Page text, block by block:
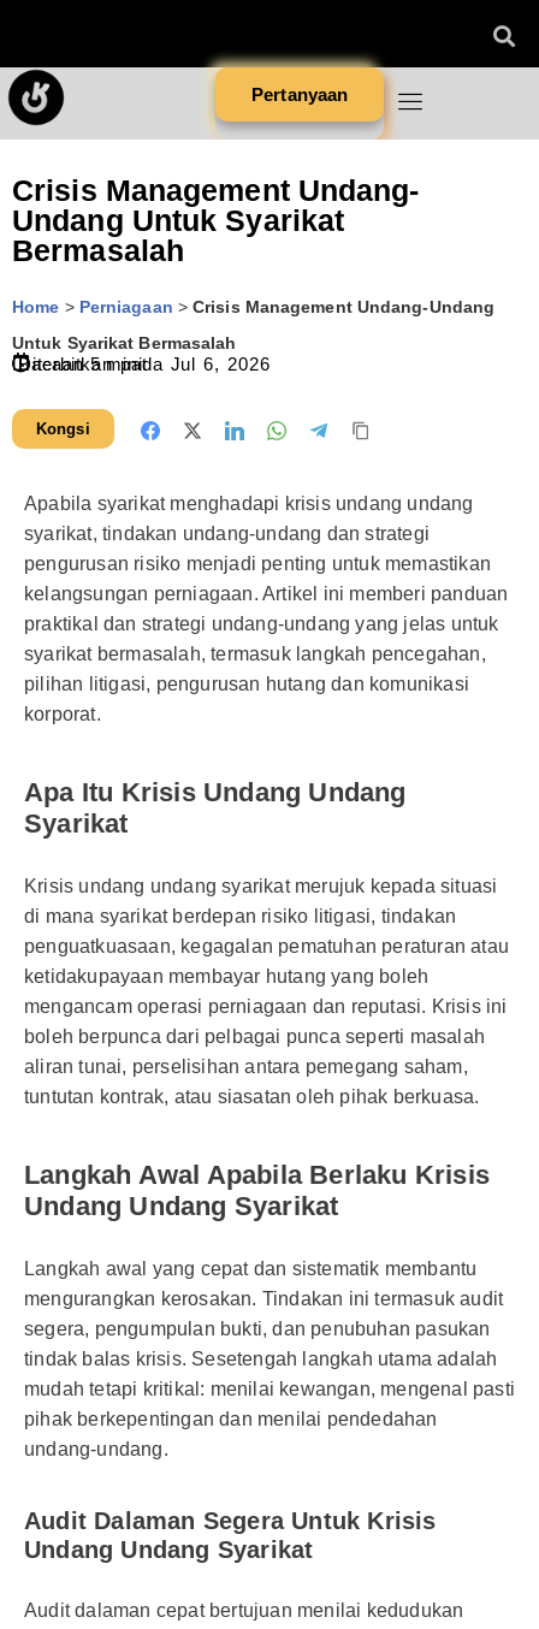
Pertanyaan
Crisis Management Undang-
Undang Untuk Syarikat
Bermasalah
Home > Perniagaan >Crisis Management Undang-Undang
Untuk Syarikat Bermasalah
Diterbitkan pada Jul 6, 2026
Bacaan5 minit
Kongsi
Apabila syarikat menghadapi krisis undang undang
syarikat, tindakan undang-undang dan strategi
pengurusan risiko menjadi penting untuk memastikan
kelangsungan perniagaan. Artikel ini memberi panduan
praktikal dan strategi undang-undang yang jelas untuk
syarikat bermasalah, termasuk langkah pencegahan,
pilihan litigasi, pengurusan hutang dan komunikasi
korporat.
Apa Itu Krisis Undang Undang
Syarikat
Krisis undang undang syarikat merujuk kepada situasi
di mana syarikat berdepan risiko litigasi, tindakan
penguatkuasaan, kegagalan pematuhan peraturan atau
ketidakupayaan membayar hutang yang boleh
mengancam operasi perniagaan dan reputasi. Krisis ini
boleh berpunca dari pelbagai punca seperti masalah
aliran tunai, perselisihan antara pemegang saham,
tuntutan kontrak, atau siasatan oleh pihak berkuasa.
Langkah Awal Apabila Berlaku Krisis
Undang Undang Syarikat
Langkah awal yang cepat dan sistematik membantu
mengurangkan kerosakan. Tindakan ini termasuk audit
segera, pengumpulan bukti, dan penubuhan pasukan
tindak balas krisis. Sesetengah langkah utama adalah
mudah tetapi kritikal: menilai kewangan, mengenal pasti
pihak berkepentingan dan menilai pendedahan
undang-undang.
Audit Dalaman Segera Untuk Krisis
Undang Undang Syarikat
Audit dalaman cepat bertujuan menilai kedudukan